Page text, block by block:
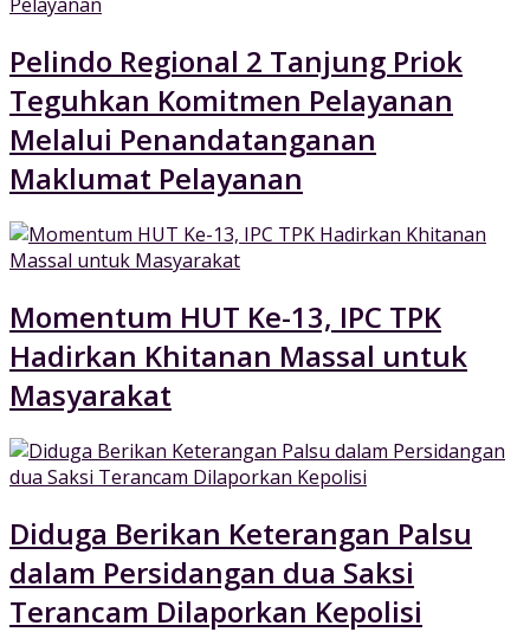
Pelindo Regional 2 Tanjung Priok
Teguhkan Komitmen Pelayanan
Melalui Penandatanganan
Maklumat Pelayanan
Momentum HUT Ke-13, IPC TPK
Hadirkan Khitanan Massal untuk
Masyarakat
Diduga Berikan Keterangan Palsu
dalam Persidangan dua Saksi
Terancam Dilaporkan Kepolisi